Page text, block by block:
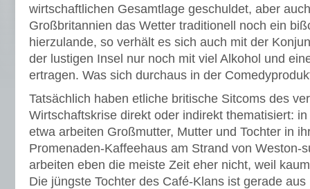
wirtschaftlichen Gesamtlage geschuldet, aber
Großbritannien das Wetter traditionell noch ein
hierzulande, so verhält es sich auch mit der
der lustigen Insel nur noch mit viel Alkohol und
ertragen. Was sich durchaus in der
Tatsächlich haben etliche britische Sitcoms des
Wirtschaftskrise direkt oder indirekt thematisiert: in
etwa arbeiten Großmutter, Mutter und Tochter in
Promenaden-Kaffeehaus am Strand von
arbeiten eben die meiste Zeit eher nicht, weil
Die jüngste Tochter des Café-Klans ist gerade